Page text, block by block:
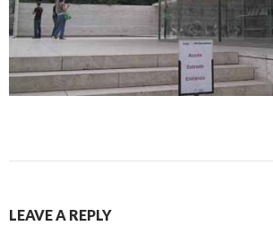
LEAVE A REPLY